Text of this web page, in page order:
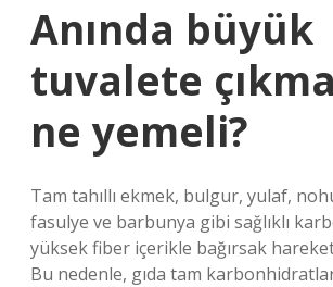
Anında büyük
tuvalete
ne yemeli?
Tam tahıllı ekmek, bulgur, yulaf,
fasulye ve barbunya gibi sağlıklı
yüksek fiber içerikle bağırsak
Bu nedenle, gıda tam